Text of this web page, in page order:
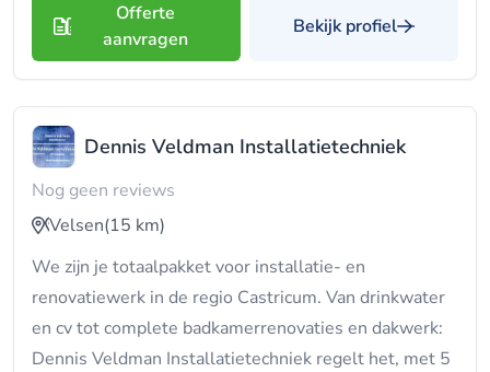
Offerte
aanvragen
Bekijk profiel
Dennis Veldman Installatietechniek
Nog geen reviews
Velsen(15 km)
We zijn je totaalpakket voor installatie- en
renovatiewerk in de regio Castricum. Van drinkwater
en cv tot complete badkamerrenovaties en dakwerk:
Dennis Veldman Installatietechniek regelt het, met 5